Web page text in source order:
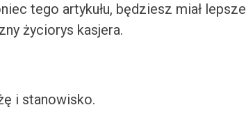
tego artykułu, będziesz miał lepsze
życiorys kasjera.
i stanowisko.